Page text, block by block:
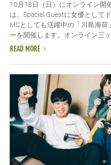
10月18日（日）にオンライン開
は、Special Guestに女優として
MCとしても活躍中の「川島海
ーを開催します。オンライン三ヶ
READ MORE